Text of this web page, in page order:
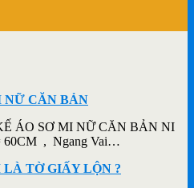
NỮ CĂN BẢN
ÁO SƠ MI NỮ CĂN BẢN NI
60CM , Ngang Vai…
TỜ GIẤY LỘN ?